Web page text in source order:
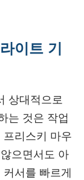
이트 기
상대적으로
는 것은 작업
프리스키 마우
으면서도 아
서를 빠르게